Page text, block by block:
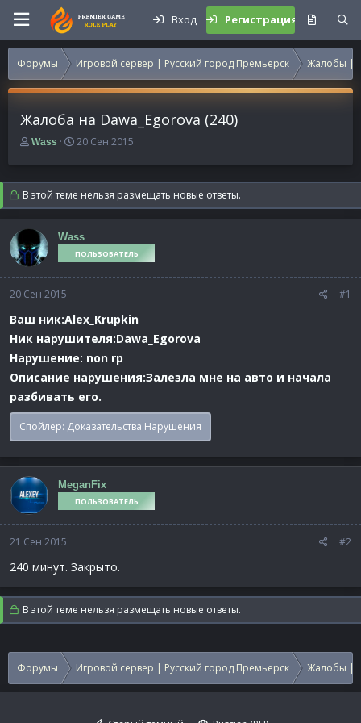
Вход Регистрация
Форумы Игровой сервер | Русский город Премьерск Жалобы |
Жалоба на Dawa_Egorova (240)
А
т
о
р
т
е
м
ы
Wass
Д
т
а
н
а
а
л
20 Сен 2015
В этой теме нельзя размещать новые ответы.
Wass
ПОЛЬЗОВАТЕЛЬ
20 Сен 2015 #1
Ваш ник:Alex_Krupkin
Ник нарушителя:Dawa_Egorova
Нарушение: non rp
Описание нарушения:Залезла мне на авто и начала
разбивать его.
Спойлер: Доказательства Нарушения
MeganFix
ПОЛЬЗОВАТЕЛЬ
21 Сен 2015 #2
240 минут. Закрыто.
В этой теме нельзя размещать новые ответы.
Форумы Игровой сервер | Русский город Премьерск Жалобы |